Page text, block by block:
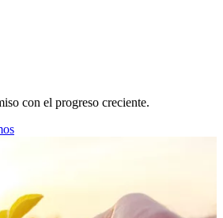
con el progreso creciente.